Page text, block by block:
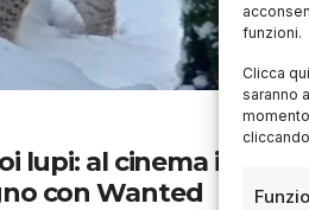
funzioni.
Clicca
saranno
lupi: al cinema il 16,
con Wanted